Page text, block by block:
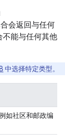
会返回与任何
不能与任何其他
中选择特定类型。
如社区和邮政编